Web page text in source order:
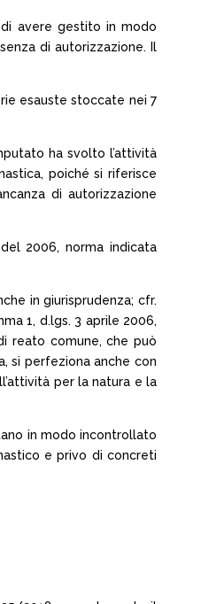
avere gestito in modo
di autorizzazione. Il
esauste stoccate nei 7
ha svolto l’attività
poiché si riferisce
di autorizzazione
2006, norma indicata
in giurisprudenza; cfr.
1, d.lgs. 3 aprile 2006,
reato comune, che può
si perfeziona anche con
per la natura e la
in modo incontrollato
e privo di concreti